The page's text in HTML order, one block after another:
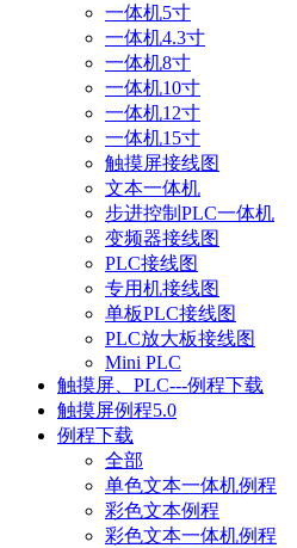
一体机5寸
一体机4.3寸
一体机8寸
一体机10寸
一体机12寸
一体机15寸
触摸屏接线图
文本一体机
步进控制PLC一体机
变频器接线图
PLC接线图
专用机接线图
单板PLC接线图
PLC放大板接线图
Mini PLC
触摸屏、PLC---例程下载
触摸屏例程5.0
例程下载
全部
单色文本一体机例程
彩色文本例程
彩色文本一体机例程